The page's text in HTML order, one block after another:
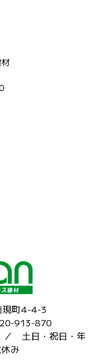
現町4-4-3
913-870
土日・祝日・年
み